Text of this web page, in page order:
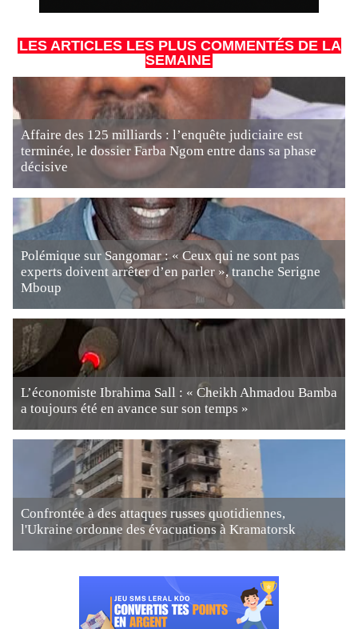
LES ARTICLES LES PLUS COMMENTÉS DE LA
SEMAINE
Affaire des 125 milliards : l’enquête judiciaire est
terminée, le dossier Farba Ngom entre dans sa phase
décisive
Polémique sur Sangomar : « Ceux qui ne sont pas
experts doivent arrêter d’en parler », tranche Serigne
Mboup
L’économiste Ibrahima Sall : « Cheikh Ahmadou Bamba
a toujours été en avance sur son temps »
Confrontée à des attaques russes quotidiennes,
l'Ukraine ordonne des évacuations à Kramatorsk